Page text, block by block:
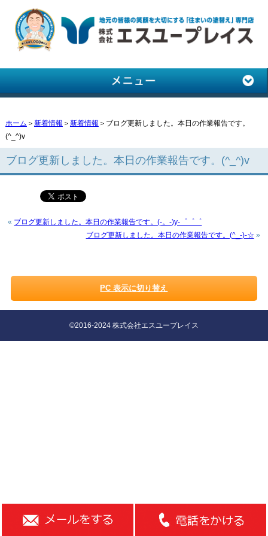
ホーム ＞ 新着情報 ＞ 新着情報 ＞ブログ更新しました。本日の作業報告です。
(^_^)v
ブログ更新しました。本日の作業報告です。(^_^)v
« ブログ更新しました。本日の作業報告です。(-。-)y-゜゜゜
ブログ更新しました。本日の作業報告です。(^_-)-☆ »
PC 表示に切り替え
©2016-2024 株式会社エスユープレイス